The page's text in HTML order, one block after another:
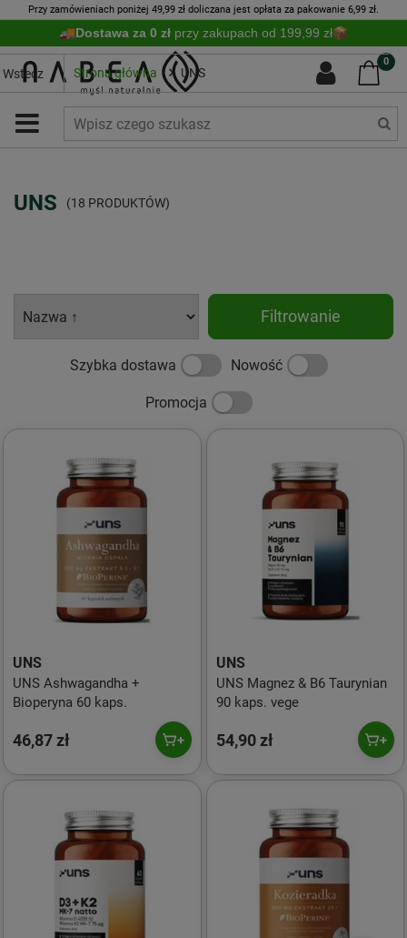
Przy zamówieniach poniżej 49,99 zł doliczana jest opłata za pakowanie 6,99 zł.
Dostawa za 0 zł przy zakupach od 199,99 zł
0
Wstecz Strona główna UNS
UNS (18 PRODUKTÓW)
Filtrowanie
Szybka dostawa Nowość
Promocja
UNS
UNS Ashwagandha +
Bioperyna 60 kaps.
46,87 zł
UNS
UNS Magnez & B6 Taurynian
90 kaps. vege
54,90 zł